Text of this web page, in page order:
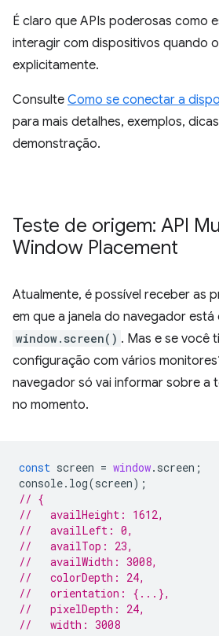
É claro que APIs poderosas como
interagir com dispositivos quando
explicitamente.
Consulte Como se conectar a
para mais detalhes, exemplos,
demonstração.
Teste de origem: API
Window Placement
Atualmente, é possível receber as
em que a janela do navegador está
window.screen() . Mas e se você
configuração com vários
navegador só vai informar sobre a
no momento.
const screen = window. screen ;
console. log(screen);
// {
//   availHeight: 1612,
//   availLeft: 0,
//   availTop: 23,
//   availWidth: 3008,
//   colorDepth: 24,
//   orientation: {...},
//   pixelDepth: 24,
//   width: 3008